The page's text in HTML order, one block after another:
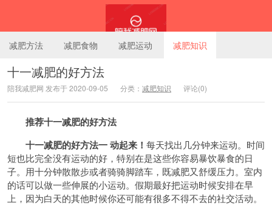
陪我减肥网
减肥方法 减肥食物 减肥运动 减肥知识
十一减肥的好方法
陪我减肥网 发布于 2020-09-05 分类： 减肥知识 评论(0)
推荐十一减肥的好方法
十一减肥的好方法一 动起来！ 每天找出几分钟来运动。时间
短也比完全没有运动的好，特别在是这些你容易暴饮暴食的日
子。用十分钟散散步或者骑骑脚踏车，既减肥又舒缓压力。室内
的话可以做一些伸展的小运动。假期最好把运动时候安排在早
上，因为白天的其他时候你还可能有很多不得不去的社交活动。